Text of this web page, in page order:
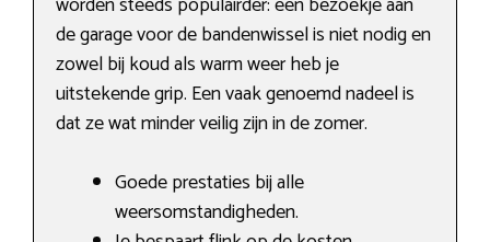
de garage voor de bandenwissel is niet nodig en
zowel bij koud als warm weer heb je
uitstekende grip. Een vaak genoemd nadeel is
dat ze wat minder veilig zijn in de zomer.
Goede prestaties bij alle
weersomstandigheden.